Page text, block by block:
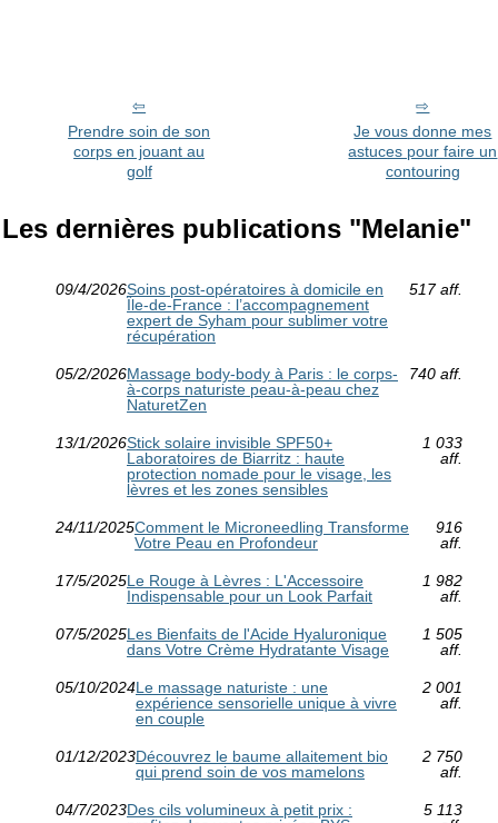
Prendre soin de son
corps en jouant au
golf
Je vous donne mes
astuces pour faire un
contouring
Les dernières publications "Melanie"
09/4/2026Soins post-opératoires à domicile en
Île-de-France : l’accompagnement
expert de Syham pour sublimer votre
récupération
517 aff.
05/2/2026Massage body-body à Paris : le corps-
à-corps naturiste peau-à-peau chez
NaturetZen
740 aff.
13/1/2026Stick solaire invisible SPF50+
Laboratoires de Biarritz : haute
protection nomade pour le visage, les
lèvres et les zones sensibles
1 033
aff.
24/11/2025Comment le Microneedling Transforme
Votre Peau en Profondeur
916
aff.
17/5/2025Le Rouge à Lèvres : L'Accessoire
Indispensable pour un Look Parfait
1 982
aff.
07/5/2025Les Bienfaits de l'Acide Hyaluronique
dans Votre Crème Hydratante Visage
1 505
aff.
05/10/2024Le massage naturiste : une
expérience sensorielle unique à vivre
en couple
2 001
aff.
01/12/2023Découvrez le baume allaitement bio
qui prend soin de vos mamelons
2 750
aff.
04/7/2023Des cils volumineux à petit prix :
5 113